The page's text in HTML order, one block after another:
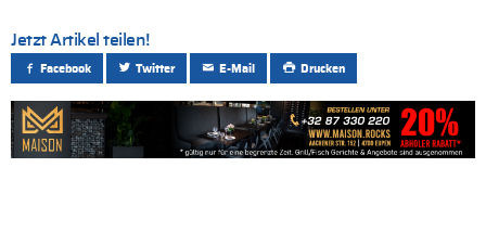
Jetzt Artikel teilen!
Facebook Twitter E-Mail Drucken